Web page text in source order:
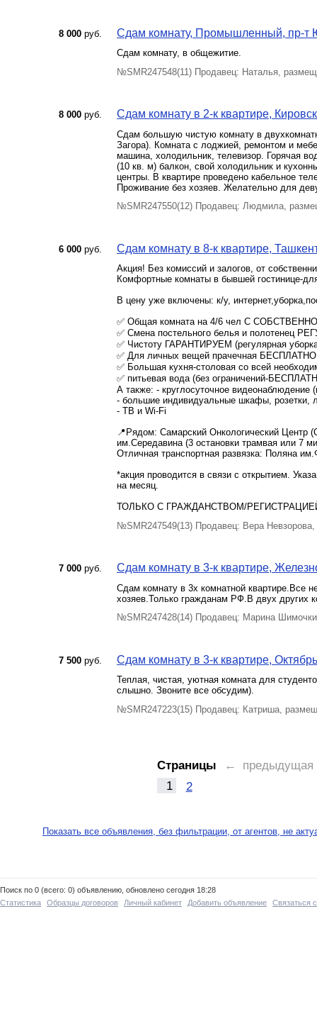
8 000 руб. Сдам комнату, Промышленный, пр-т
Сдам комнату, в общежитие.
№SMR247548(11) Продавец: Наталья,
8 000 руб. Сдам комнату в 2-к квартире,
Сдам большую чистую комнату в
Загора). Комната с лоджией, ремонтом и
машина, холодильник, телевизор. Горячая
(10 кв. м) балкон, свой холодильник и
центры. В квартире проведено кабельное
Проживание без хозяев. Желательно для
№SMR247550(12) Продавец: Людмила,
6 000 руб. Сдам комнату в 8-к квартире,
Акция! Без комиссий и залогов, от
Комфортные комнаты в бывшей гостинице-
В цену уже включены: к/у,
✅ Общая комната на 4/6 чел С
✅ Смена постельного белья и полотенец
✅ Чистоту ГАРАНТИРУЕМ (регулярная
✅ Для личных вещей прачечная БЕСПЛАТНО
✅ Большая кухня-столовая со всей
✅ питьевая вода (без ограничений-
А также: - круглосуточное видеонаблюдение
- большие индивидуальные шкафы, розетки,
- ТВ и Wi-Fi
📍Рядом: Самарский Онкологический Центр
им.Середавина (3 остановки трамвая или 7
Отличная транспортная развязка: Поляна
*акция проводится в связи с открытием.
на месяц.
ТОЛЬКО С ГРАЖДАНСТВОМ/РЕГИСТРАЦИЕЙ
№SMR247549(13) Продавец: Вера
7 000 руб. Сдам комнату в 3-к квартире,
Сдам комнату в 3х комнатной квартире.Все
хозяев.Только гражданам РФ.В двух других
№SMR247428(14) Продавец: Марина
7 500 руб. Сдам комнату в 3-к квартире,
Теплая, чистая, уютная комната для
слышно. Звоните все обсудим).
№SMR247223(15) Продавец: Катриша,
Страницы
← предыдущая
1
2
Показать все объявления, без фильтрации, от агентов, не
Поиск по 0 (всего: 0) объявлению, обновлено сегодня 18:28
Статистика
Образцы договоров Личный кабинет Добавить объявление Связаться